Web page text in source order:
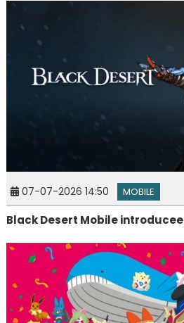
07-07-2026 14:50 MOBILE
Black Desert Mobile